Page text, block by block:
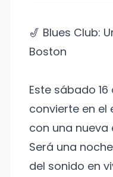
🎷 Blues Club:
Boston
Este sábado
convierte en el
con una nueva
Será una
del sonido en